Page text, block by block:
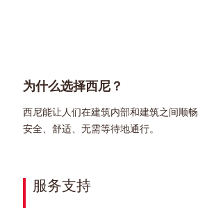
为什么选择西尼？
西尼能让人们在建筑内部和建筑之间顺畅
安全、舒适、无需等待地通行。
服务支持